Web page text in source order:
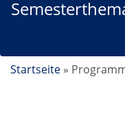
Startseite »